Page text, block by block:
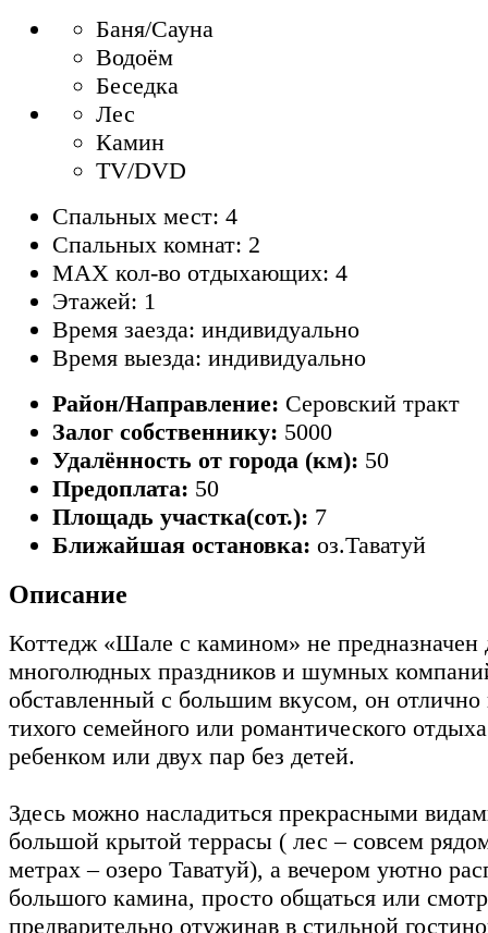
Баня/Сауна
Водоём
Беседка
Лес
Камин
TV/DVD
Спальных мест: 4
Спальных комнат: 2
MAX кол-во отдыхающих: 4
Этажей: 1
Время заезда: индивидуально
Время выезда: индивидуально
Район/Направление: Серовский тракт
Залог собственнику: 5000
Удалённость от города (км): 50
Предоплата: 50
Площадь участка(сот.): 7
Ближайшая остановка: оз.Таватуй
Описание
Коттедж «Шале с камином» не предназначен
многолюдных праздников и шумных
обставленный с большим вкусом, он отлично
тихого семейного или романтического
ребенком или двух пар без детей.
Здесь можно насладиться прекрасными
большой крытой террасы ( лес – совсем
метрах – озеро Таватуй), а вечером уютно
большого камина, просто общаться или
предварительно отужинав в стильной